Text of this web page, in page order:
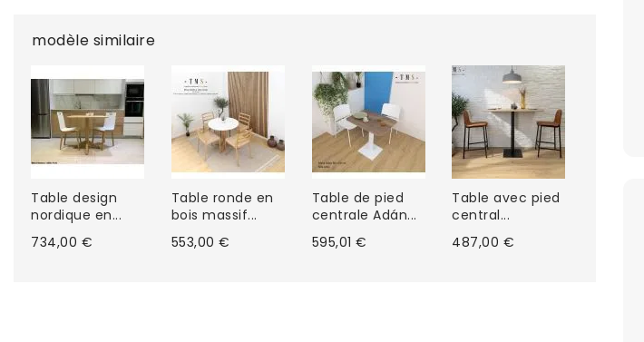
modèle similaire
Table design
nordique en...
734,00 €
Table ronde en
bois massif...
553,00 €
Table de pied
centrale Adán...
595,01 €
Table avec pied
central...
487,00 €